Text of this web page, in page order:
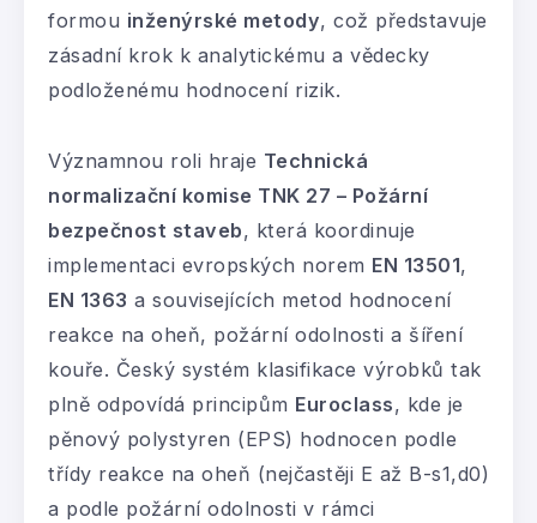
formou inženýrské metody, což představuje
zásadní krok k analytickému a vědecky
podloženému hodnocení rizik.
Významnou roli hraje Technická
normalizační komise TNK 27 – Požární
bezpečnost staveb, která koordinuje
implementaci evropských norem EN 13501,
EN 1363 a souvisejících metod hodnocení
reakce na oheň, požární odolnosti a šíření
kouře. Český systém klasifikace výrobků tak
plně odpovídá principům Euroclass, kde je
pěnový polystyren (EPS) hodnocen podle
třídy reakce na oheň (nejčastěji E až B-s1,d0)
a podle požární odolnosti v rámci